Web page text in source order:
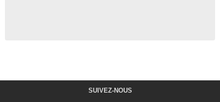
SUIVEZ-NOUS